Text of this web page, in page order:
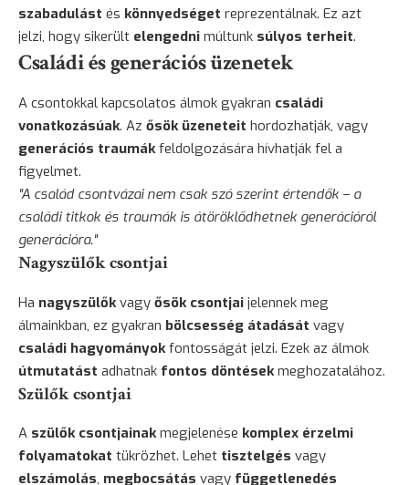
szabadulást és könnyedséget reprezentálnak. Ez azt
jelzi, hogy sikerült elengedni múltunk súlyos terheit.
Családi és generációs üzenetek
A csontokkal kapcsolatos álmok gyakran családi
vonatkozásúak. Az ősök üzeneteit hordozhatják, vagy
generációs traumákfeldolgozására hívhatják fel a
figyelmet.
"A család csontvázai nem csak szó szerint értendők – a
családi titkok és traumák is átöröklődhetnek generációról
generációra."
Nagyszülők csontjai
Ha nagyszülőkvagy ősök csontjai jelennek meg
álmainkban, ez gyakran bölcsesség átadását vagy
családi hagyományokfontosságát jelzi. Ezek az álmok
útmutatást adhatnak fontos döntésekmeghozatalához.
Szülők csontjai
A szülők csontjainakmegjelenése komplex érzelmi
folyamatokat tükrözhet. Lehet tisztelgés vagy
elszámolás, megbocsátás vagy függetlenedés